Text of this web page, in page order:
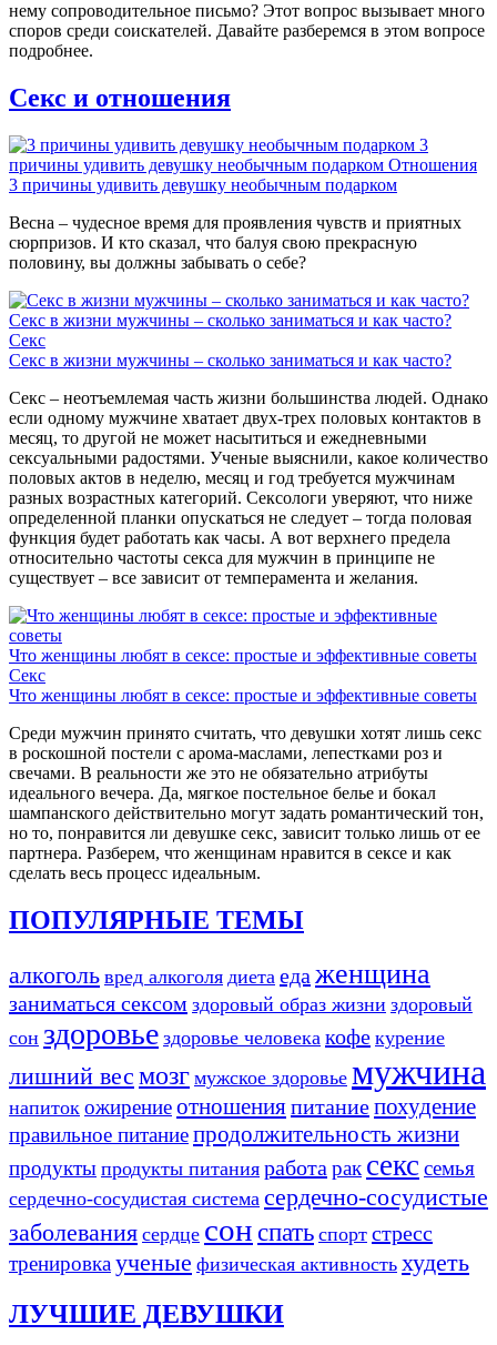
нему сопроводительное письмо? Этот вопрос вызывает много
споров среди соискателей. Давайте разберемся в этом вопросе
подробнее.
Секс и отношения
3
причины удивить девушку необычным подарком Отношения
3 причины удивить девушку необычным подарком
Весна – чудесное время для проявления чувств и приятных
сюрпризов. И кто сказал, что балуя свою прекрасную
половину, вы должны забывать о себе?
Секс в жизни мужчины – сколько заниматься и как часто?
Секс
Секс в жизни мужчины – сколько заниматься и как часто?
Секс – неотъемлемая часть жизни большинства людей. Однако
если одному мужчине хватает двух-трех половых контактов в
месяц, то другой не может насытиться и ежедневными
сексуальными радостями. Ученые выяснили, какое количество
половых актов в неделю, месяц и год требуется мужчинам
разных возрастных категорий. Сексологи уверяют, что ниже
определенной планки опускаться не следует – тогда половая
функция будет работать как часы. А вот верхнего предела
относительно частоты секса для мужчин в принципе не
существует – все зависит от темперамента и желания.
Что женщины любят в сексе: простые и эффективные советы
Секс
Что женщины любят в сексе: простые и эффективные советы
Среди мужчин принято считать, что девушки хотят лишь секс
в роскошной постели с арома-маслами, лепестками роз и
свечами. В реальности же это не обязательно атрибуты
идеального вечера. Да, мягкое постельное белье и бокал
шампанского действительно могут задать романтический тон,
но то, понравится ли девушке секс, зависит только лишь от ее
партнера. Разберем, что женщинам нравится в сексе и как
сделать весь процесс идеальным.
ПОПУЛЯРНЫЕ ТЕМЫ
алкоголь вред алкоголя диета еда женщина
заниматься сексом здоровый образ жизни здоровый
сон здоровье здоровье человека кофе курение
лишний вес мозг мужское здоровье мужчина
напиток ожирениеотношенияпитаниепохудение
правильное питаниепродолжительность жизни
продукты продукты питания работа рак секссемья
сердечно-сосудистая система сердечно-сосудистые
заболевания сердце сон спать спорт стресс
тренировкаученые физическая активность худеть
ЛУЧШИЕ ДЕВУШКИ